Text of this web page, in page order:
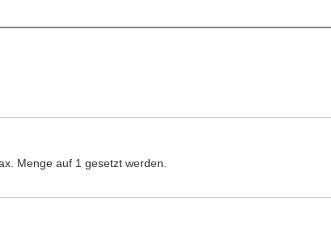
Menge auf 1 gesetzt werden.